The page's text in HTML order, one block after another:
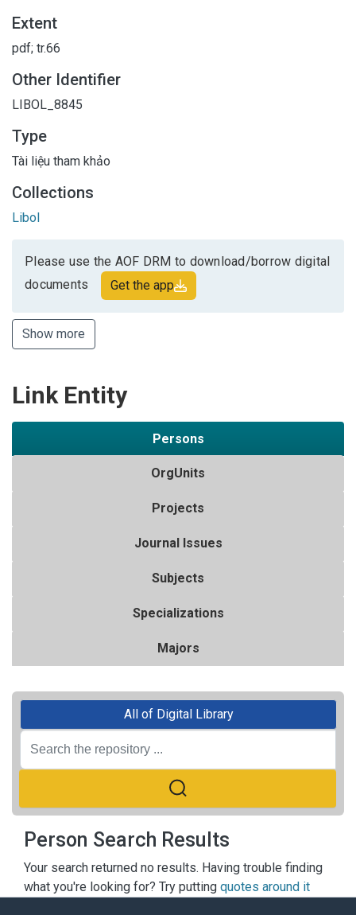
Extent
pdf; tr.66
Other Identifier
LIBOL_8845
Type
Tài liệu tham khảo
Collections
Libol
Please use the AOF DRM to download/borrow digital
documents
Get the app
Show more
Link Entity
Persons
OrgUnits
Projects
Journal Issues
Subjects
Specializations
Majors
All of Digital Library
Person Search Results
Your search returned no results. Having trouble finding
what you're looking for? Try putting quotes around it